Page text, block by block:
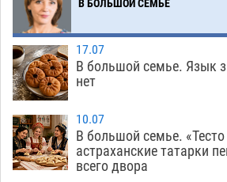
13:50
Мэрия Астрахани переводит
зеленые зоны на
13:13
Скончался второй ребенок
Астрахани
12:49
Астраханские гандболисты
стартовали на
В БОЛЬШОЙ СЕМЬЕ
17.07
В большой семье. Язык
нет
10.07
В большой семье.
астраханские татарки
всего двора